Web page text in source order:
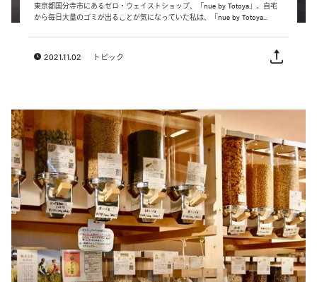
東京都国分寺市にあるゼロ・ウェイストショップ、「nue by Totoya」。自宅
から毎日大量のゴミが出ることが気になっていた私は、「nue by Totoya...
2021.11.02 トピック